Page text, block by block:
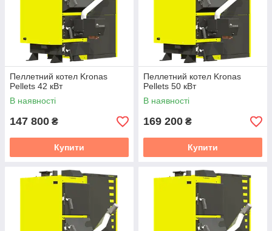
Пеллетний котел Kronas
Pellets 42 кВт
В наявності
147 800 ₴
Купити
Пеллетний котел Kronas
Pellets 50 кВт
В наявності
169 200 ₴
Купити